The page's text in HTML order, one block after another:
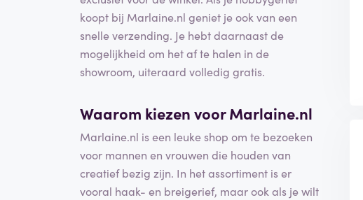
koopt bij Marlaine.nl geniet je ook van een
snelle verzending. Je hebt daarnaast de
mogelijkheid om het af te halen in de
showroom, uiteraard volledig gratis.
Waarom kiezen voor Marlaine.nl
Marlaine.nl is een leuke shop om te bezoeken
voor mannen en vrouwen die houden van
creatief bezig zijn. In het assortiment is er
vooral haak- en breigerief, maar ook als je wilt